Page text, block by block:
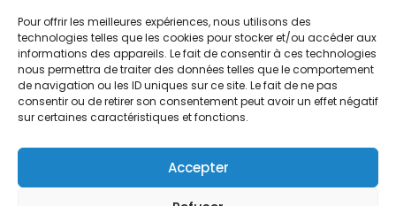
Pour offrir les meilleures expériences, nous utilisons des
technologies telles que les cookies pour stocker et/ou accéder aux
informations des appareils. Le fait de consentir à ces technologies
nous permettra de traiter des données telles que le comportement
de navigation ou les ID uniques sur ce site. Le fait de ne pas
consentir ou de retirer son consentement peut avoir un effet négatif
sur certaines caractéristiques et fonctions.
Accepter
Restez informés
Abonnez-vous aux alertes municipales
Je m'abonne